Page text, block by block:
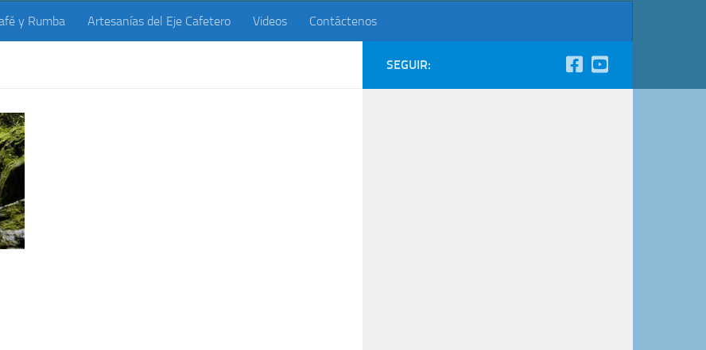
y Rumba Artesanías del Eje Cafetero Videos Contáctenos
SEGUIR: